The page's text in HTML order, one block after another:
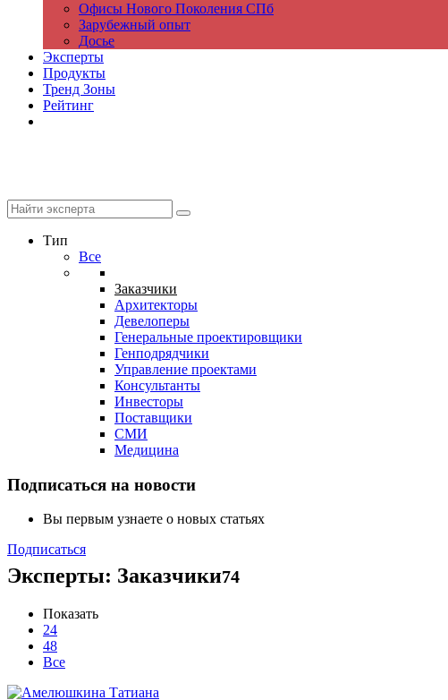
Офисы Нового Поколения СПб
Зарубежный опыт
Досье
Эксперты
Продукты
Тренд Зоны
Рейтинг
Тип
Все
Заказчики
Архитекторы
Девелоперы
Генеральные проектировщики
Генподрядчики
Управление проектами
Консультанты
Инвесторы
Поставщики
СМИ
Медицина
Подписаться на новости
Вы первым узнаете о новых статьях
Подписаться
Эксперты: Заказчики74
Показать
24
48
Все